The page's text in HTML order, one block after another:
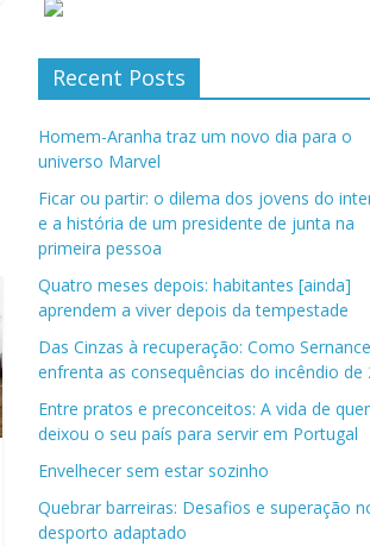
Recent Posts
Homem-Aranha traz um novo dia para o
universo Marvel
Ficar ou partir: o dilema dos jovens do
e a história de um presidente de junta na
primeira pessoa
Quatro meses depois: habitantes [ainda]
aprendem a viver depois da tempestade
Das Cinzas à recuperação: Como
enfrenta as consequências do incêndio de
Entre pratos e preconceitos: A vida de
deixou o seu país para servir em Portugal
Envelhecer sem estar sozinho
Quebrar barreiras: Desafios e superação
desporto adaptado